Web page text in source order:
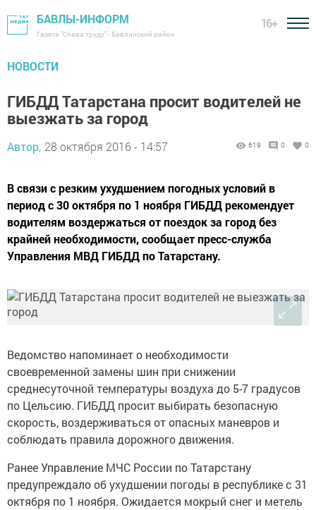
БАВЛЫ-ИНФОРМ
Газета "Слава труду" - Бавлинский район
16+
НОВОСТИ
ГИБДД Татарстана просит водителей не
выезжать за город
Автор, 28 октября 2016 - 14:57 619 0 0
В связи с резким ухудшением погодных условий в
период с 30 октября по 1 ноября ГИБДД рекомендует
водителям воздержаться от поездок за город без
крайней необходимости, сообщает пресс-служба
Управления МВД ГИБДД по Татарстану.
Ведомство напоминает о необходимости
своевременной замены шин при снижении
среднесуточной температуры воздуха до 5-7 градусов
по Цельсию. ГИБДД просит выбирать безопасную
скорость, воздерживаться от опасных маневров и
соблюдать правила дорожного движения.
Ранее Управление МЧС России по Татарстану
предупреждало об ухудшении погоды в республике с 31
октября по 1 ноября. Ожидается мокрый снег и метель